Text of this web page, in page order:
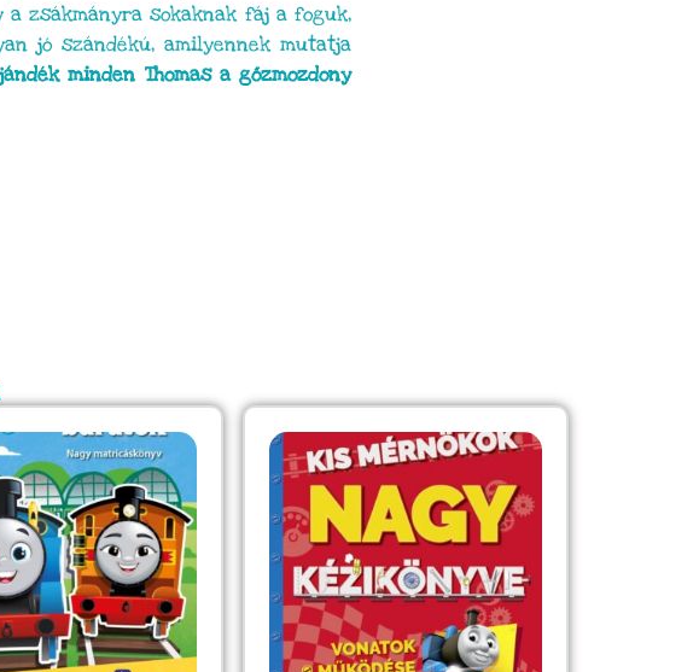
a zsákmányra sokaknak fáj a foguk,
jó szándékú, amilyennek mutatja
minden Thomas a gőzmozdony